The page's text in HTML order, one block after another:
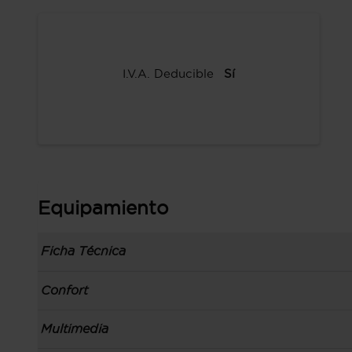
I.V.A. Deducible Sí
Equipamiento
Ficha Técnica
Información de la versión: número última lista
Carrocería tipo todoterreno con 5 puertas,
Confort
Toma/s de 12v en los asientos delanteros
Multimedia